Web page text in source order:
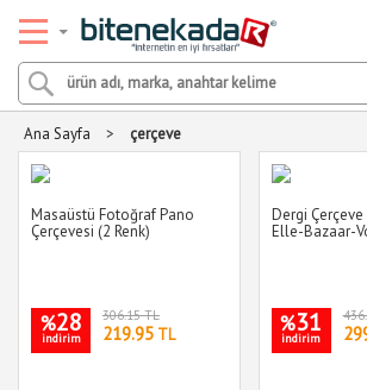
Ana Sayfa > çerçeve
Masaüstü Fotoğraf Pano
Çerçevesi (2 Renk)
%28
indirim
306.15 TL
219.95 TL
Dergi
Elle-Bazaar-
%31
indirim